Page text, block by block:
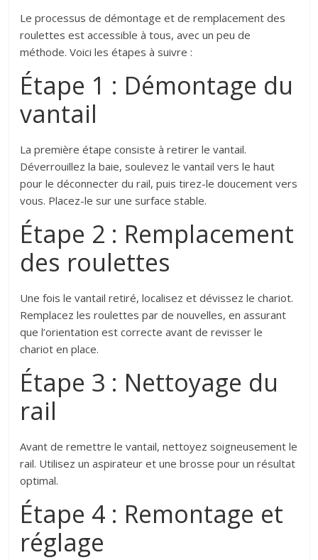
Le processus de démontage et de remplacement des
roulettes est accessible à tous, avec un peu de
méthode. Voici les étapes à suivre :
Étape 1 : Démontage du
vantail
La première étape consiste à retirer le vantail.
Déverrouillez la baie, soulevez le vantail vers le haut
pour le déconnecter du rail, puis tirez-le doucement vers
vous. Placez-le sur une surface stable.
Étape 2 : Remplacement
des roulettes
Une fois le vantail retiré, localisez et dévissez le chariot.
Remplacez les roulettes par de nouvelles, en assurant
que l’orientation est correcte avant de revisser le
chariot en place.
Étape 3 : Nettoyage du
rail
Avant de remettre le vantail, nettoyez soigneusement le
rail. Utilisez un aspirateur et une brosse pour un résultat
optimal.
Étape 4 : Remontage et
réglage